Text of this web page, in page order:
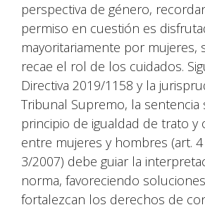
perspectiva de género,
permiso en cuestión es
mayoritariamente por mujeres,
recae el rol de los cuidados.
Directiva 2019/1158 y la
Tribunal Supremo, la sentencia
principio de igualdad de trato y
entre mujeres y hombres (art.
3/2007) debe guiar la
norma, favoreciendo
fortalezcan los derechos de